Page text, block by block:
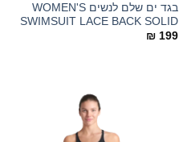
בגד ים שלם לנשים WOMEN'S
SWIMSUIT LACE BACK SOLID
₪ 199